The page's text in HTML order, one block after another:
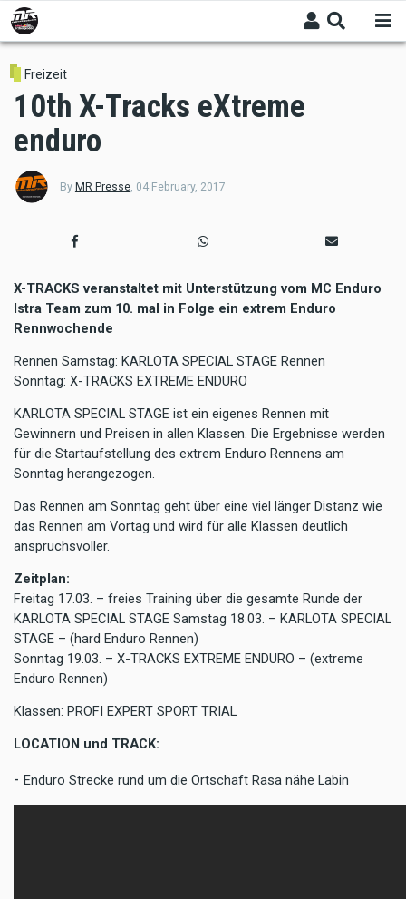
Skip
to
main
content
Freizeit
10th X-Tracks eXtreme
enduro
By MR Presse, 04 February, 2017
X-TRACKS veranstaltet mit Unterstützung vom MC Enduro
Istra Team zum 10. mal in Folge ein extrem Enduro
Rennwochende
Rennen Samstag: KARLOTA SPECIAL STAGE Rennen
Sonntag: X-TRACKS EXTREME ENDURO
KARLOTA SPECIAL STAGE ist ein eigenes Rennen mit
Gewinnern und Preisen in allen Klassen. Die Ergebnisse werden
für die Startaufstellung des extrem Enduro Rennens am
Sonntag herangezogen.
Das Rennen am Sonntag geht über eine viel länger Distanz wie
das Rennen am Vortag und wird für alle Klassen deutlich
anspruchsvoller.
Zeitplan:
Freitag 17.03. – freies Training über die gesamte Runde der
KARLOTA SPECIAL STAGE Samstag 18.03. – KARLOTA SPECIAL
STAGE – (hard Enduro Rennen)
Sonntag 19.03. – X-TRACKS EXTREME ENDURO – (extreme
Enduro Rennen)
Klassen: PROFI EXPERT SPORT TRIAL
LOCATION und TRACK:
- Enduro Strecke rund um die Ortschaft Rasa nähe Labin